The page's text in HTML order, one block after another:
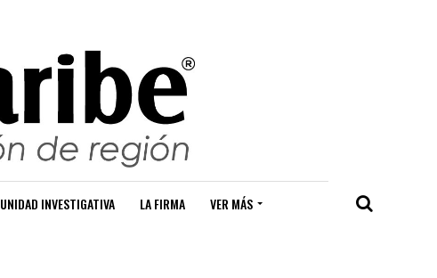
UNIDAD INVESTIGATIVA LA FIRMA VER MÁS